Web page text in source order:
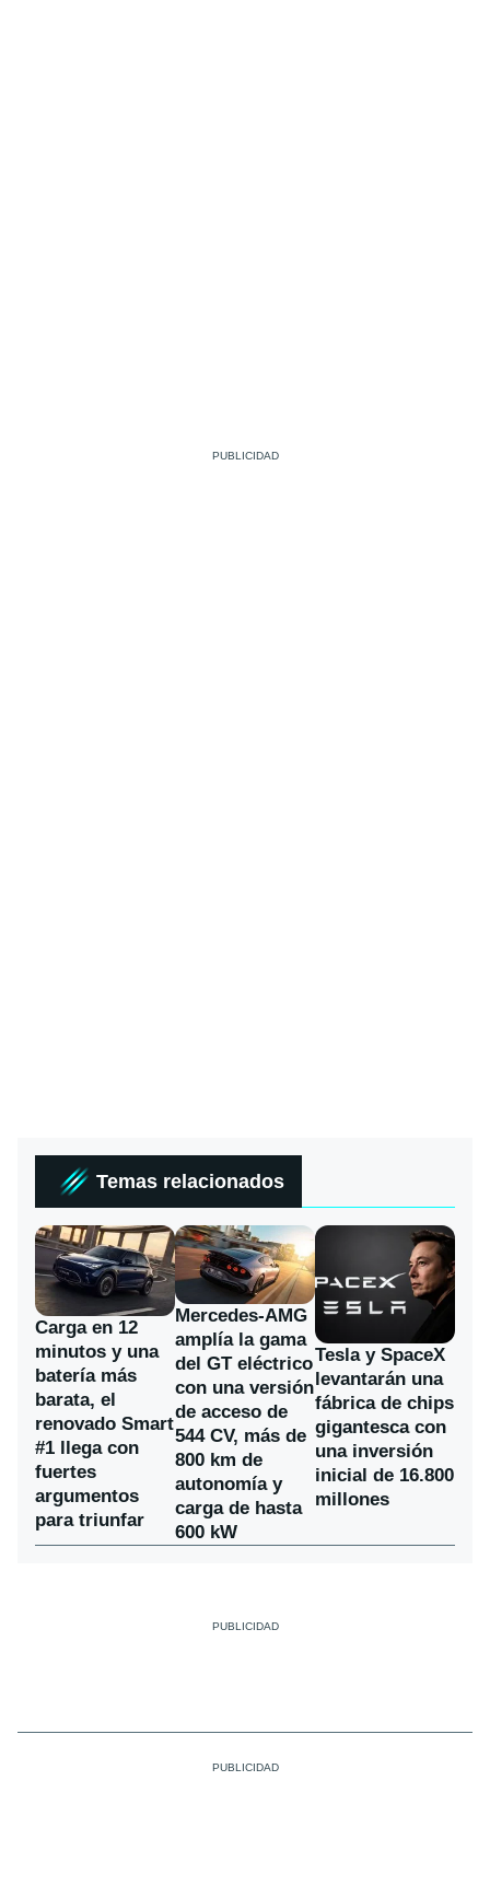
Temas relacionados
Carga en 12
minutos y una
batería más
barata, el
renovado Smart
#1 llega con
fuertes
argumentos
para triunfar
Mercedes-AMG
amplía la gama
del GT eléctrico
con una versión
de acceso de
544 CV, más de
800 km de
autonomía y
carga de hasta
600 kW
Tesla y SpaceX
levantarán una
fábrica de chips
gigantesca con
una inversión
inicial de 16.800
millones